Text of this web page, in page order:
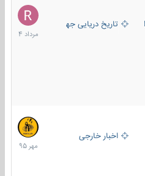
تاریخ دریایی جهان
16
مرداد
1404
اخبار خارجی
27
مهر
1395